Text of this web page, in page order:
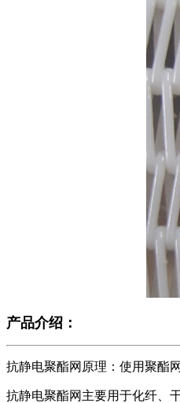
产品介绍：
抗静电聚酯网原理：使用聚酯
抗静电聚酯网主要用于化纤、